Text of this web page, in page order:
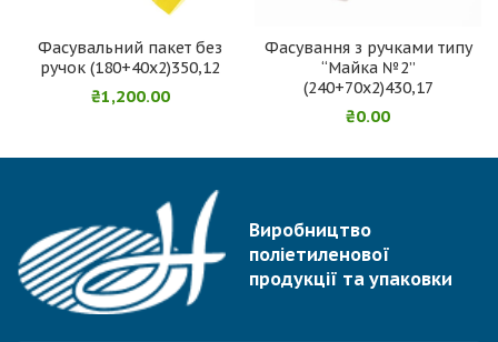
Фасувальний пакет без
ручок (180+40х2)350,12
₴1,200.00
Фасування з ручками типу
“Майка №2”
(240+70х2)430,17
₴0.00
Виробництво
поліетиленової
продукції та упаковки